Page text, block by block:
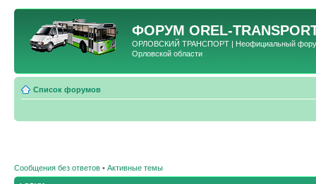
ФОРУМ OREL-
ОРЛОВСКИЙ ТРАНСПОРТ | Неофициальный форум
Орловской области
Список форумов
Сообщения без ответов • Активные темы